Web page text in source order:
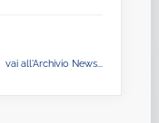
vai all'Archivio News...